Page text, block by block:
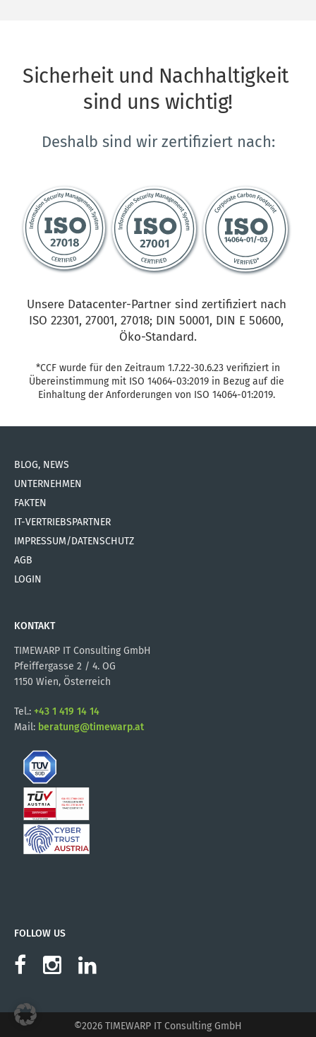
Sicherheit und Nachhaltigkeit
sind uns wichtig!
Deshalb sind wir zertifiziert nach:
Unsere Datacenter-Partner sind zertifiziert nach
ISO 22301, 27001, 27018; DIN 50001, DIN E 50600,
Öko-Standard.
Übereinstimmung mit ISO 14064-03:2019 in Bezug auf die
Einhaltung der Anforderungen von ISO 14064-01:2019.
BLOG, NEWS
UNTERNEHMEN
FAKTEN
IT-VERTRIEBSPARTNER
IMPRESSUM/DATENSCHUTZ
AGB
LOGIN
KONTAKT
TIMEWARP IT Consulting GmbH
Pfeiffergasse 2 / 4. OG
1150 Wien, Österreich
Tel.: +43 1 419 14 14
Mail: beratung@timewarp.at
FOLLOW US
©2026 TIMEWARP IT Consulting GmbH